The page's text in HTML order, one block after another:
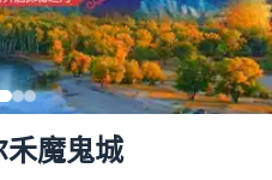
禾魔鬼城